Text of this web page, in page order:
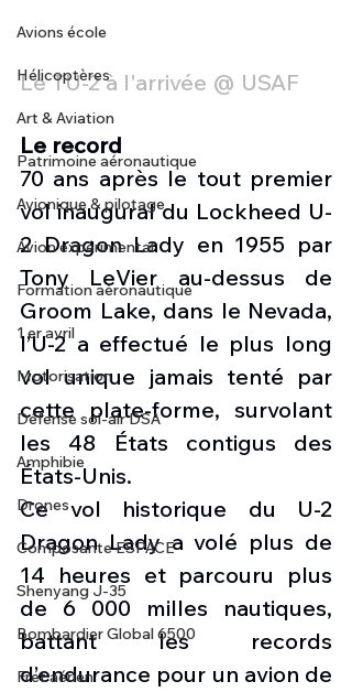
Avions école
Hélicoptères
Art & Aviation
Patrimoine aéronautique
Avionique & pilotage
Avion expérimental
Formation aéronautique
1 er avril
Motorisation
Défense sol-air DSA
Amphibie
Drones
Composante ESPACE
Shenyang J-35
Bombardier Global 6500
Fret aérien
Le TU-2 à l'arrivée @ USAF
Le record
70 ans après le tout premier
vol inaugural du Lockheed U-
2 Dragon Lady en 1955 par
Tony LeVier au-dessus de
Groom Lake, dans le Nevada,
l’U-2 a effectué le plus long
vol unique jamais tenté par
cette plate-forme, survolant
les 48 États contigus des
États-Unis.
Ce vol historique du U-2
Dragon Lady a volé plus de
14 heures et parcouru plus
de 6 000 milles nautiques,
battant les records
d’endurance pour un avion de